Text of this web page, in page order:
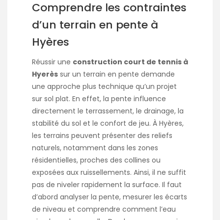
Comprendre les contraintes
d’un terrain en pente à
Hyères
Réussir une construction court de tennis à
Hyerès sur un terrain en pente demande
une approche plus technique qu’un projet
sur sol plat. En effet, la pente influence
directement le terrassement, le drainage, la
stabilité du sol et le confort de jeu. À Hyères,
les terrains peuvent présenter des reliefs
naturels, notamment dans les zones
résidentielles, proches des collines ou
exposées aux ruissellements. Ainsi, il ne suffit
pas de niveler rapidement la surface. Il faut
d’abord analyser la pente, mesurer les écarts
de niveau et comprendre comment l’eau